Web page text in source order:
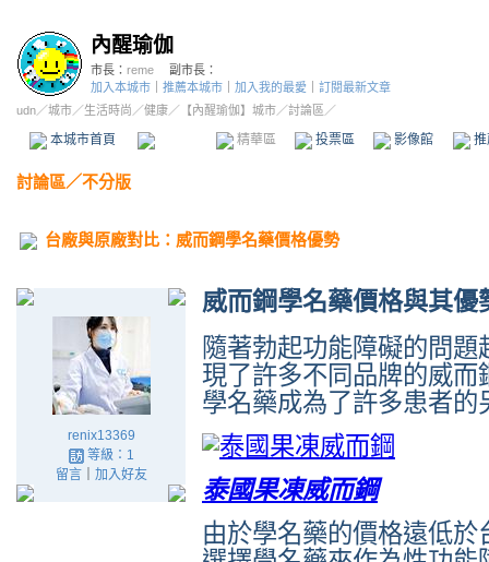
內醒瑜伽
市長： reme
副市長：
加入本城市
推薦本城市 加入我的最愛
訂閱最新文章
udn／城市／生活時尚 ／健康／ 【內醒瑜伽】城市／討論區／
本城市首頁 精華區 投票區 影像館
討論區／不分版
台廠與原廠對比：威而鋼學名藥價格優勢
renix13369
等級：1
留言｜ 加入好友
威而鋼學名藥價格與其優
隨著勃起功能障礙的問
現了許多不同品牌的威
學名藥成為了許多患者的
泰國果凍威而鋼
由於學名藥的價格遠低